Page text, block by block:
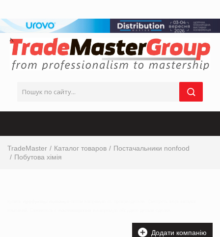
TradeMaster Каталог товаров
Постачальники nonfood
Побутова хімія
Додати компанію